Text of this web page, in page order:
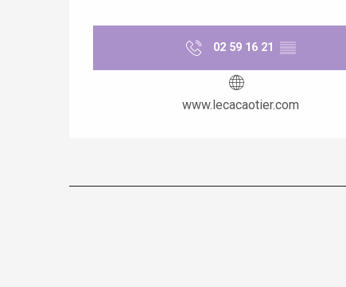
02 59 16 21 ▒▒
www.lecacaotier.com